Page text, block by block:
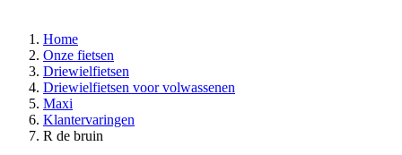
Home
Onze fietsen
Driewielfietsen
Driewielfietsen voor volwassenen
Maxi
Klantervaringen
R de bruin